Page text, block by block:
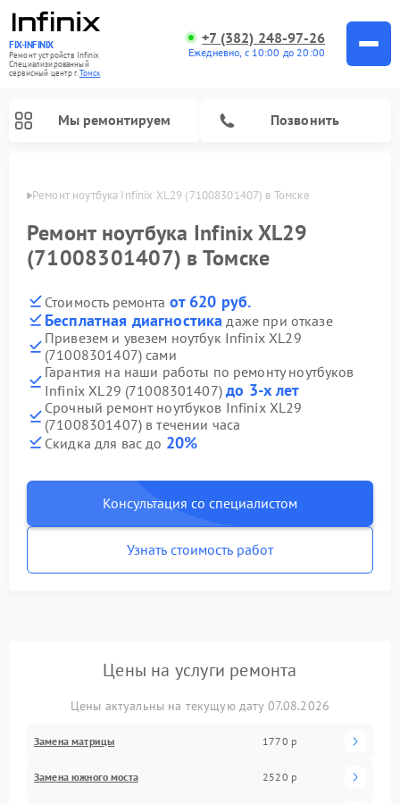
FIX-INFINIX
Ремонт устройств Infinix
Специализированный
cервисный центр г.Томск
+7 (382) 248-97-26
Ежедневно, с 10:00 до 20:00
Мы ремонтируем Позвонить
Ремонт ноутбука Infinix XL29 (71008301407) в Томске
Ремонт ноутбука Infinix XL29
(71008301407) в Томске
Стоимость ремонта от 620 руб.
Бесплатная диагностика даже при отказе
Привезем и увезем ноутбук Infinix XL29
(71008301407) сами
Гарантия на наши работы по ремонту ноутбуков
Infinix XL29 (71008301407)до 3-х лет
Срочный ремонт ноутбуков Infinix XL29
(71008301407) в течении часа
Скидка для вас до 20%
Консультация со специалистом
Узнать стоимость работ
Цены на услуги ремонта
Цены актуальны на текущую дату 07.08.2026
Замена матрицы 1770 р
Замена южного моста 2520 р